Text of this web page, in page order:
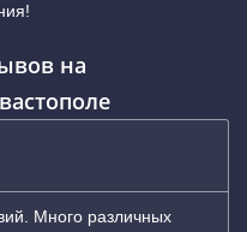
на
Много различных